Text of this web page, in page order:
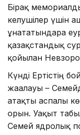
Бірақ
келушілер үшін
ұнататындарға
қазақстандық
қойылған
Күнді Ертістің
жағалауы –
атақты аспалы
орын. Уақыт
Семей ядролық